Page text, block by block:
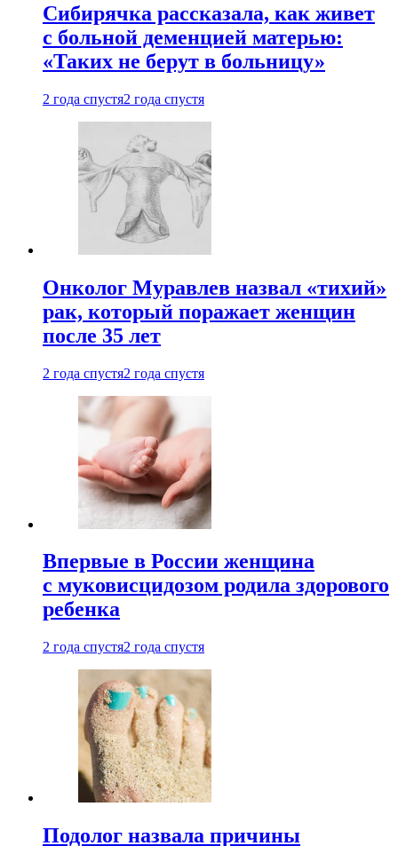
Сибирячка рассказала, как живет
с больной деменцией матерью:
«Таких не берут в больницу»
2 года спустя2 года спустя
Онколог Муравлев назвал «тихий»
рак, который поражает женщин
после 35 лет
2 года спустя2 года спустя
Впервые в России женщина
с муковисцидозом родила здорового
ребенка
2 года спустя2 года спустя
Подолог назвала причины